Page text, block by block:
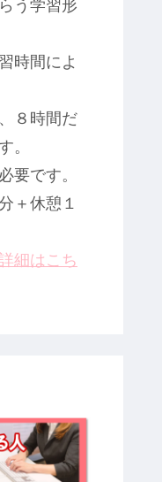
う学習形
時間によ
８時間だ
。
要です。
＋休憩１
細はこち